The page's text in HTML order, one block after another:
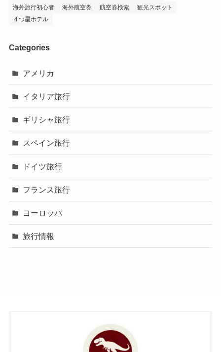
海外旅行初心者
海外航空券 航空券検索
観光スポット
４つ星ホテル
Categories
アメリカ
イタリア旅行
ギリシャ旅行
スペイン旅行
ドイツ旅行
フランス旅行
ヨーロッパ
旅行情報